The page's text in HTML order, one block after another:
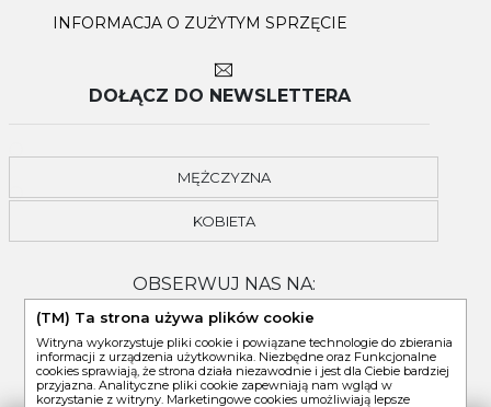
INFORMACJA O ZUŻYTYM SPRZĘCIE
DOŁĄCZ DO NEWSLETTERA
MĘŻCZYZNA
KOBIETA
OBSERWUJ NAS NA:
(TM) Ta strona używa plików cookie
Witryna wykorzystuje pliki cookie i powiązane technologie do zbierania
informacji z urządzenia użytkownika. Niezbędne oraz Funkcjonalne
cookies sprawiają, że strona działa niezawodnie i jest dla Ciebie bardziej
przyjazna. Analityczne pliki cookie zapewniają nam wgląd w
korzystanie z witryny. Marketingowe cookies umożliwiają lepsze